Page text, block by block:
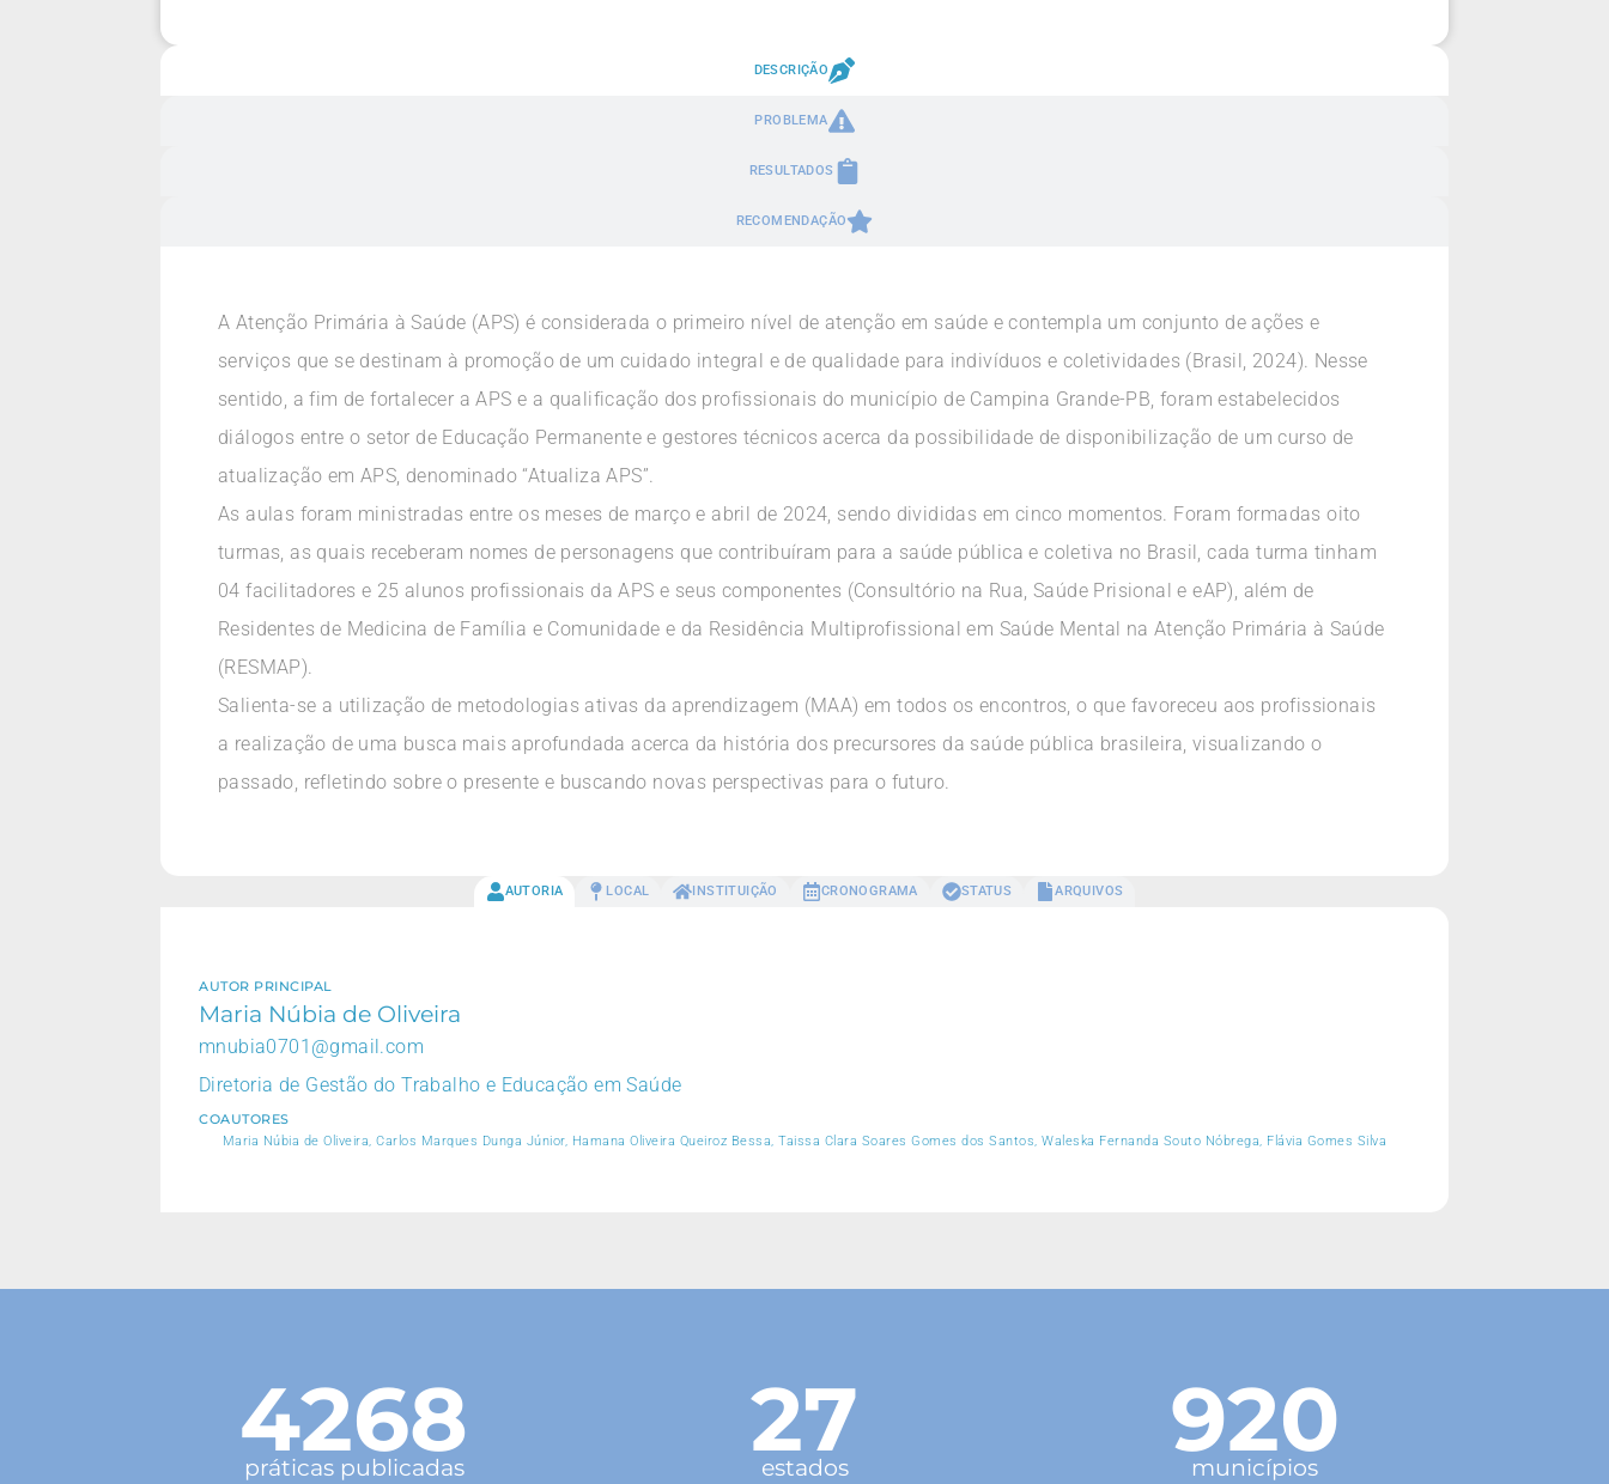
DESCRIÇÃO
PROBLEMA
RESULTADOS
RECOMENDAÇÃO
A Atenção Primária à Saúde (APS) é considerada o primeiro nível de atenção em saúde e contempla um conjunto de ações e
serviços que se destinam à promoção de um cuidado integral e de qualidade para indivíduos e coletividades (Brasil, 2024). Nesse
sentido, a fim de fortalecer a APS e a qualificação dos profissionais do município de Campina Grande-PB, foram estabelecidos
diálogos entre o setor de Educação Permanente e gestores técnicos acerca da possibilidade de disponibilização de um curso de
atualização em APS, denominado “Atualiza APS”.
As aulas foram ministradas entre os meses de março e abril de 2024, sendo divididas em cinco momentos. Foram formadas oito
turmas, as quais receberam nomes de personagens que contribuíram para a saúde pública e coletiva no Brasil, cada turma tinham
04 facilitadores e 25 alunos profissionais da APS e seus componentes (Consultório na Rua, Saúde Prisional e eAP), além de
Residentes de Medicina de Família e Comunidade e da Residência Multiprofissional em Saúde Mental na Atenção Primária à Saúde
(RESMAP).
Salienta-se a utilização de metodologias ativas da aprendizagem (MAA) em todos os encontros, o que favoreceu aos profissionais
a realização de uma busca mais aprofundada acerca da história dos precursores da saúde pública brasileira, visualizando o
passado, refletindo sobre o presente e buscando novas perspectivas para o futuro.
AUTORIA LOCAL INSTITUIÇÃO CRONOGRAMA STATUS ARQUIVOS
AUTOR PRINCIPAL
Maria Núbia de Oliveira
mnubia0701@gmail.com
Diretoria de Gestão do Trabalho e Educação em Saúde
COAUTORES
Maria Núbia de Oliveira, Carlos Marques Dunga Júnior, Hamana Oliveira Queiroz Bessa, Taissa Clara Soares Gomes dos Santos, Waleska Fernanda Souto Nóbrega, Flávia Gomes Silva
4268
práticas publicadas 27
estados 920
municípios